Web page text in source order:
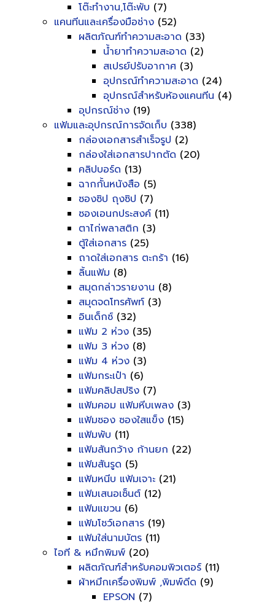
โต๊ะทำงาน,โต๊ะพับ (7)
แคนทีนและเครื่องมือช่าง (52)
ผลิตภัณฑ์ทำความสะอาด (33)
น้ำยาทำความสะอาด (2)
สเปรย์ปรับอากาศ (3)
อุปกรณ์ทำความสะอาด (24)
อุปกรณ์สำหรับห้องแคนทีน (4)
อุปกรณ์ช่าง (19)
แฟ้มและอุปกรณ์การจัดเก็บ (338)
กล่องเอกสารสำเร็จรูป (2)
กล่องใส่เอกสารปากตัด (20)
คลิปบอร์ด (13)
ฉากกั้นหนังสือ (5)
ซองซิป ถุงซิป (7)
ซองเอนกประสงค์ (11)
ตาไก่พลาสติก (3)
ตู้ใส่เอกสาร (25)
ถาดใส่เอกสาร ตะกร้า (16)
ลิ้นแฟ้ม (8)
สมุดกล่าวรายงาน (8)
สมุดจดโทรศัพท์ (3)
อินเด็กซ์ (32)
แฟ้ม 2 ห่วง (35)
แฟ้ม 3 ห่วง (8)
แฟ้ม 4 ห่วง (3)
แฟ้มกระเป๋า (6)
แฟ้มคลิปสปริง (7)
แฟ้มคอม แฟ้มหีบเพลง (3)
แฟ้มซอง ซองใสแข็ง (15)
แฟ้มพับ (11)
แฟ้มสันกว้าง ก้านยก (22)
แฟ้มสันรูด (5)
แฟ้มหนีบ แฟ้มเจาะ (21)
แฟ้มเสนอเซ็นต์ (12)
แฟ้มแขวน (6)
แฟ้มโชว์เอกสาร (19)
แฟ้มใส่นามบัตร (11)
ไอที & หมึกพิมพ์ (20)
ผลิตภัณฑ์สำหรับคอมพิวเตอร์ (11)
ผ้าหมึกเครื่องพิมพ์ ,พิมพ์ดีด (9)
EPSON (7)